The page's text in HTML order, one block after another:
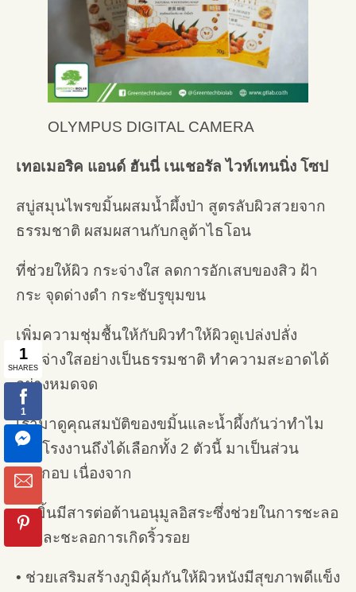
OLYMPUS DIGITAL CAMERA
เทอเมอริค แอนด์ ฮันนี่ เนเชอรัล ไวท์เทนนิ่ง โซป
สบู่สมุนไพรขมิ้นผสมน้ำผึ้งป่า สูตรลับผิวสวยจาก
ธรรมชาติ ผสมผสานกับกลูต้าไธโอน
ที่ช่วยให้ผิว กระจ่างใส ลดการอักเสบของสิว ฝ้า
กระ จุดด่างดำ กระชับรูขุมขน
เพิ่มความชุ่มชื้นให้กับผิวทำให้ผิวดูเปล่งปลั่ง
กระจ่างใสอย่างเป็นธรรมชาติ ทำความสะอาดได้
อย่างหมดจด
เรามาดูคุณสมบัติของขมิ้นและน้ำผึ้งกันว่าทำไม
ทางโรงงานถึงได้เลือกทั้ง 2 ตัวนี้ มาเป็นส่วน
ประกอบ เนื่องจาก
• ขมิ้นมีสารต่อต้านอนุมูลอิสระซึ่งช่วยในการชะลอ
วัยและชะลอการเกิดริ้วรอย
• ช่วยเสริมสร้างภูมิคุ้มกันให้ผิวหนังมีสุขภาพดีแข็ง